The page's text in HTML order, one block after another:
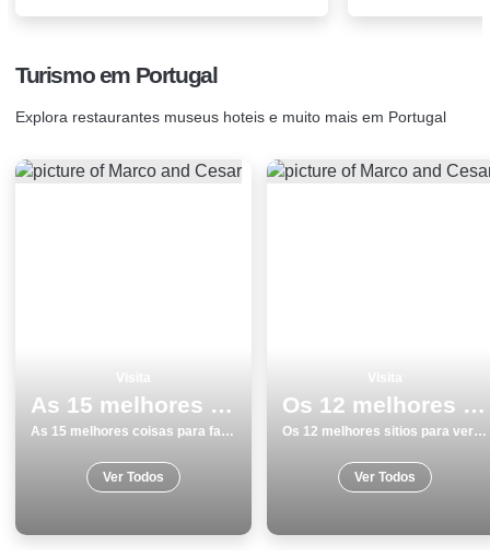
Turismo em Portugal
Explora restaurantes museus hoteis e muito mais em Portugal
As 15 melhores coisas para fazer no inverno em Monumentos na Guarda
As 15 melhores coisas para fazer no inverno em Monumentos na Guarda
Ver Todos
Os 12 melhores sitios para ver e visitar em Braga
Os 12 melhores sitios para ver e visitar em Braga
Ver Todos